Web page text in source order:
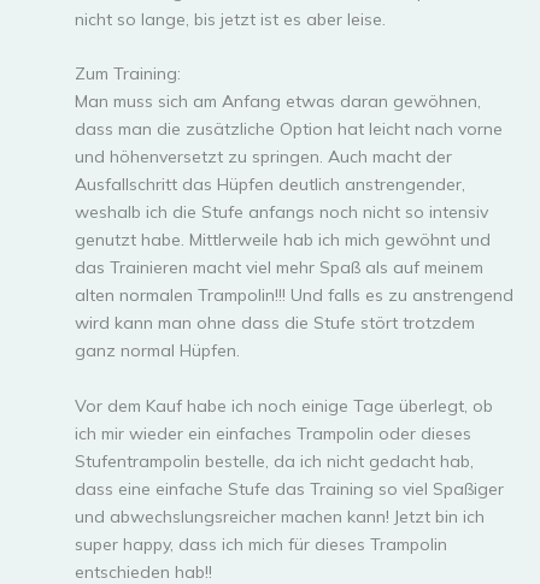
nicht so lange, bis jetzt ist es aber leise.
Zum Training:
Man muss sich am Anfang etwas daran gewöhnen,
dass man die zusätzliche Option hat leicht nach vorne
und höhenversetzt zu springen. Auch macht der
Ausfallschritt das Hüpfen deutlich anstrengender,
weshalb ich die Stufe anfangs noch nicht so intensiv
genutzt habe. Mittlerweile hab ich mich gewöhnt und
das Trainieren macht viel mehr Spaß als auf meinem
alten normalen Trampolin!!! Und falls es zu anstrengend
wird kann man ohne dass die Stufe stört trotzdem
ganz normal Hüpfen.
Vor dem Kauf habe ich noch einige Tage überlegt, ob
ich mir wieder ein einfaches Trampolin oder dieses
Stufentrampolin bestelle, da ich nicht gedacht hab,
dass eine einfache Stufe das Training so viel Spaßiger
und abwechslungsreicher machen kann! Jetzt bin ich
super happy, dass ich mich für dieses Trampolin
entschieden hab!!